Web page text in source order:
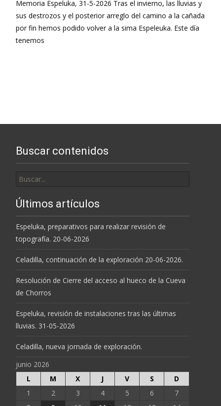
Memoria Espeluka, 31-5-2026 Tras el invierno, las lluvias y
sus destrozos y el posterior arreglo del camino a la cañada
por fin hemos podido volver a la sima Espeleuka. Este día
tenemos
Buscar contenidos
por:
Últimos artículos
Espeluka, preparativos para realizar revisión de
topografía. 20-06-2026
Celadilla, continuación de la exploración 20-06-2026.
Resolución de Cierre del acceso al hueco de la Cueva
de Chorros
Espeluka, revisión de instalaciones tras las últimas
lluvias. 31-05-2026
Celadilla, nueva jornada de exploración.
junio 2026
L
M X J V S
D
1
2 3 4 5 6
7